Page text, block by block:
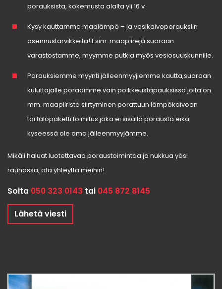
porauksista, kokemusta alalta yli 16 v
Kysy kauttamme maalämpö – ja vesikaivoporauksiin
asennustarvikkeita! Esim. maapiirejä suoraan
varastostamme, myymme putkia myös vesiosuuskunnille.
Porauksiemme myynti jälleenmyyjiemme kautta,suoraan
kuluttajalle poraamme vain poikkeustapauksissa joita on
mm. maapiiristä siirtyminen porattuun lämpökaivoon
tai talopaketti toimitus joka ei sisällä porausta eikä
kyseessä ole oma jälleenmyyjämme.
Mikäli haluat luotettavaa poraustoimintaa ja nukkua yösi
rauhassa, ota yhteyttä meihin!
Soita 050 323 0143 tai 045 872 8145
Lähetä viesti